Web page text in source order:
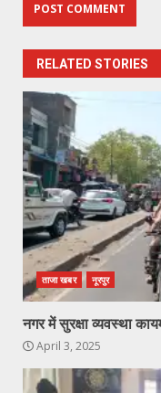
RELATED STORIES
ताजा खबर नूरपुर
नगर में सुरक्षा व्यवस्था
April 3, 2025